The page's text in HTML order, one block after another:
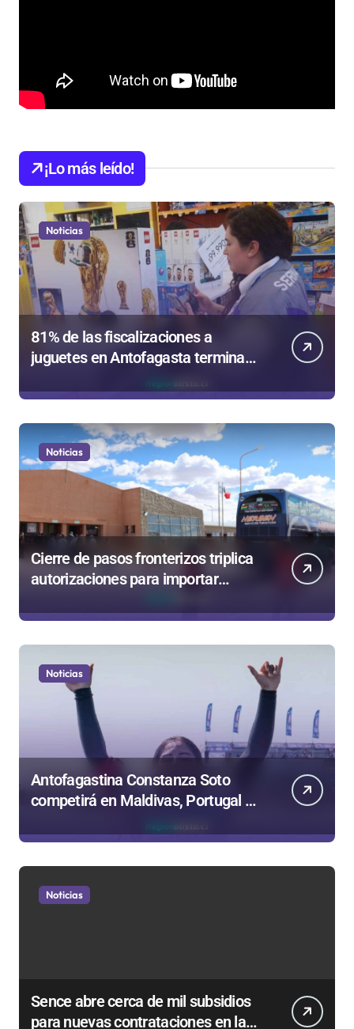
¡Lo más leído!
Noticias
81% de las fiscalizaciones a
juguetes en Antofagasta termina
en sumarios sanitarios
Noticias
Cierre de pasos fronterizos triplica
autorizaciones para importar
Noticias
Antofagastina Constanza Soto
competirá en Maldivas, Portugal y
Bodyboard
Noticias
Sence abre cerca de mil subsidios
para nuevas contrataciones en la